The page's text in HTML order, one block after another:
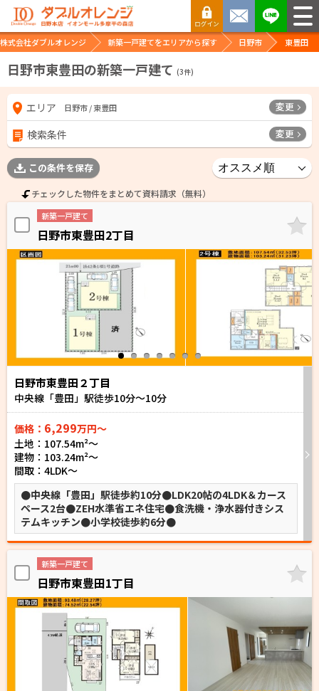
株式会社ダブルオレンジ 新築一戸建てをエリアから探す 日野市 東豊田
日野市東豊田の新築一戸建て (3件)
エリア 日野市 / 東豊田 変更
検索条件 変更
この条件を保存
チェックした物件をまとめて資料請求（無料）
新築一戸建て
日野市東豊田2丁目
日野市東豊田２丁目
中央線「豊田」駅徒歩10分～10分
価格： 6,299万円～
土地：107.54m²〜
建物：103.24m²〜
間取：4LDK～
●中央線「豊田」駅徒歩約10分●LDK20帖の4LDK＆カース
ペース2台●ZEH水準省エネ住宅●食洗機・浄水器付きシス
テムキッチン●小学校徒歩約6分●
新築一戸建て
日野市東豊田1丁目